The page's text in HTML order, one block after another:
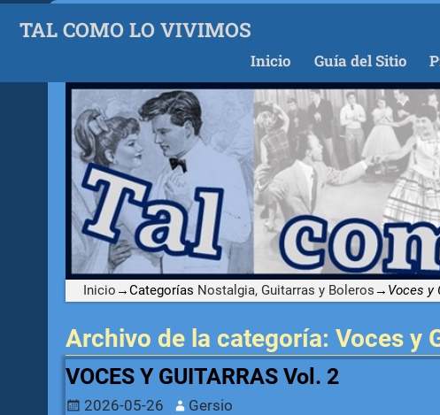
TAL COMO LO VIVIMOS
Inicio Guía del Sitio
Inicio →Categorías Nostalgia, Guitarras y Boleros → Voces y
Archivo de la categoría: Voces y
VOCES Y GUITARRAS Vol. 2
2026-05-26
Gersio